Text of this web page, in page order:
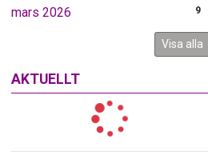
mars 2026 9
Visa alla
AKTUELLT